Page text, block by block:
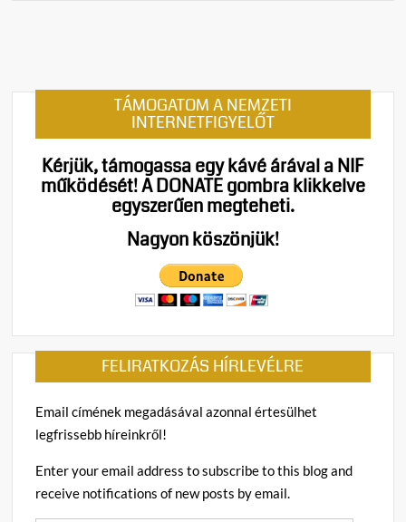
TÁMOGATOM A NEMZETI
INTERNETFIGYELŐT
Kérjük, támogassa egy kávé árával a NIF
működését!A DONATE gombra klikkelve
egyszerűen megteheti.
Nagyon köszönjük!
FELIRATKOZÁS HÍRLEVÉLRE
Email címének megadásával azonnal értesülhet
legfrissebb híreinkről!
Enter your email address to subscribe to this blog and
receive notifications of new posts by email.